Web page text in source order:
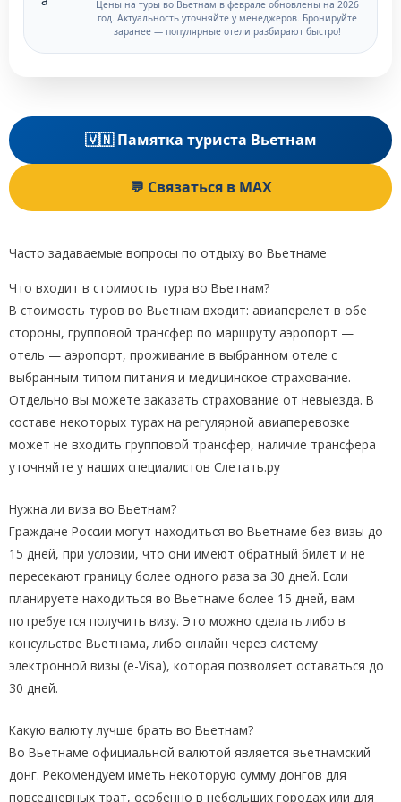
Цены на туры во Вьетнам в феврале обновлены на 2026
год. Актуальность уточняйте у менеджеров. Бронируйте
заранее — популярные отели разбирают быстро!
🇻🇳 Памятка туриста Вьетнам
💬 Связаться в MAX
Часто задаваемые вопросы по отдыху во Вьетнаме
Что входит в стоимость тура во Вьетнам?
В стоимость туров во Вьетнам входит: авиаперелет в обе
стороны, групповой трансфер по маршруту аэропорт —
отель — аэропорт, проживание в выбранном отеле с
выбранным типом питания и медицинское страхование.
Отдельно вы можете заказать страхование от невыезда. В
составе некоторых турах на регулярной авиаперевозке
может не входить групповой трансфер, наличие трансфера
уточняйте у наших специалистов Слетать.ру
Нужна ли виза во Вьетнам?
Граждане России могут находиться во Вьетнаме без визы до
15 дней, при условии, что они имеют обратный билет и не
пересекают границу более одного раза за 30 дней. Если
планируете находиться во Вьетнаме более 15 дней, вам
потребуется получить визу. Это можно сделать либо в
консульстве Вьетнама, либо онлайн через систему
электронной визы (e-Visa), которая позволяет оставаться до
30 дней.
Какую валюту лучше брать во Вьетнам?
Во Вьетнаме официальной валютой является вьетнамский
донг. Рекомендуем иметь некоторую сумму донгов для
повседневных трат, особенно в небольших городах или для